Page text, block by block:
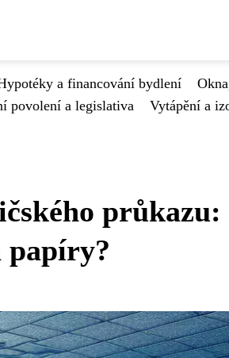
a financování bydlení
povolení a legislativa Vytápění a
průkazu:
papíry?